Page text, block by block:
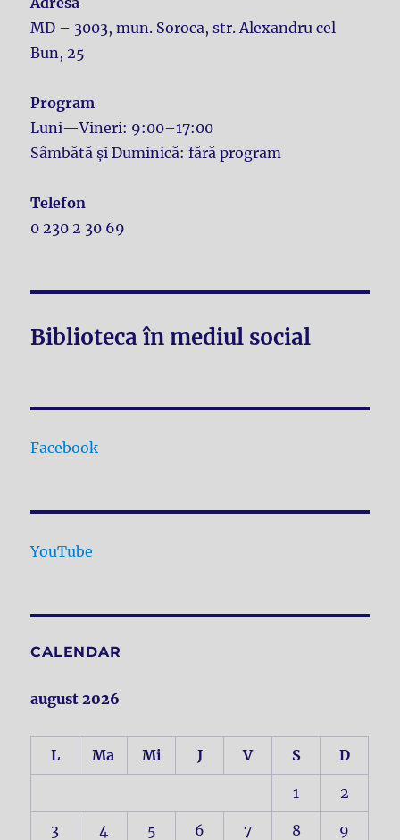
MD – 3003, mun. Soroca, str. Alexandru cel
Bun, 25
Program
Luni—Vineri: 9:00–17:00
Sâmbătă și Duminică: fără program
Telefon
0 230 2 30 69
Biblioteca în mediul social
Facebook
YouTube
CALENDAR
august 2026
L Ma Mi J V S D
1 2
3 4 5 6 7 8 9